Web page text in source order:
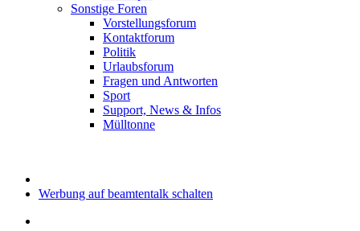
Sonstige Foren
Vorstellungsforum
Kontaktforum
Politik
Urlaubsforum
Fragen und Antworten
Sport
Support, News & Infos
Mülltonne
Werbung auf beamtentalk schalten